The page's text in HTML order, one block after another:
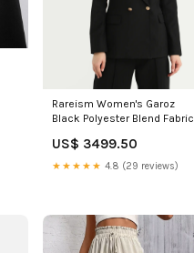
Rareism Women's Garoz
Black Polyester Blend Fabric
Blazer category_track-pant-
flared
US$ 3499.50
★★★★★ 4.8 (29 reviews)